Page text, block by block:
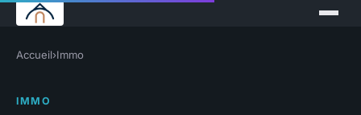
Accueil›Immo
IMMO